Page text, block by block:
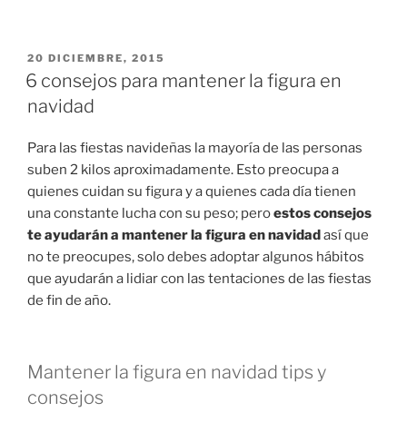
PUBLICADO
EN
20 DICIEMBRE, 2015
6 consejos para mantener la figura en
navidad
Para las fiestas navideñas la mayoría de las personas
suben 2 kilos aproximadamente. Esto preocupa a
quienes cuidan su figura y a quienes cada día tienen
una constante lucha con su peso; peroestos consejos
te ayudarán a mantener la figura en navidadasí que
no te preocupes, solo debes adoptar algunos hábitos
que ayudarán a lidiar con las tentaciones de las fiestas
de fin de año.
Mantener la figura en navidad tips y
consejos